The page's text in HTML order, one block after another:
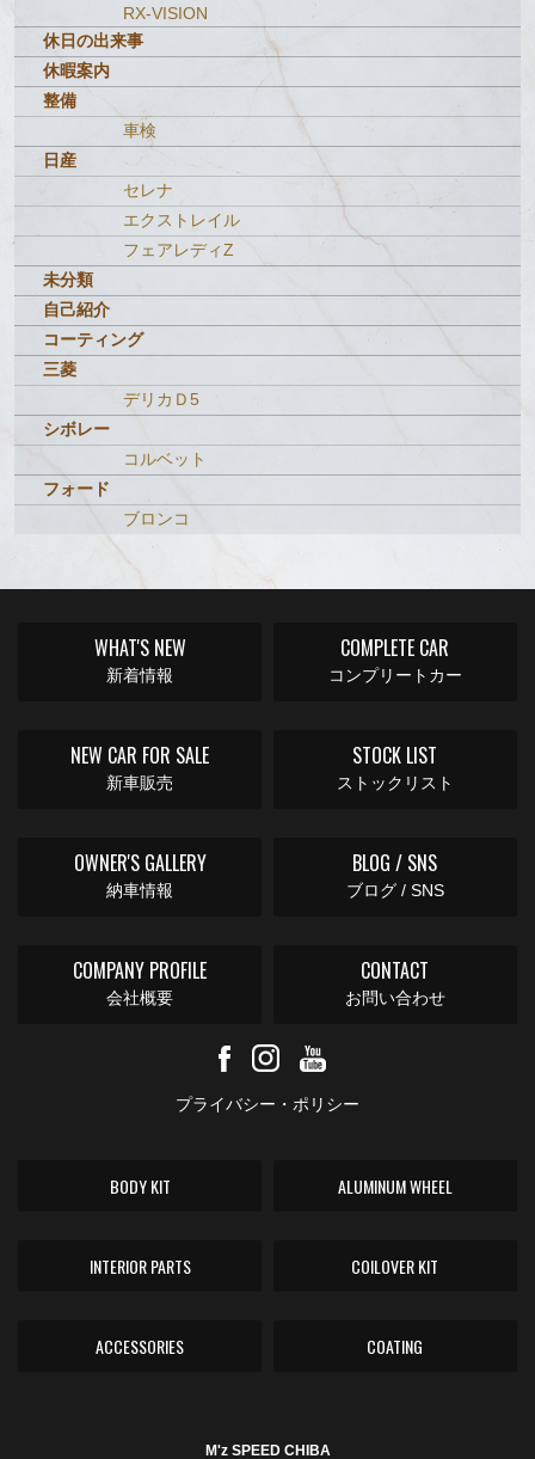
RX-VISION
休日の出来事
休暇案内
整備
車検
日産
セレナ
エクストレイル
フェアレディZ
未分類
自己紹介
コーティング
三菱
デリカＤ5
シボレー
コルベット
フォード
ブロンコ
WHAT'S NEW
新着情報
COMPLETE CAR
コンプリートカー
NEW CAR FOR SALE
新車販売
STOCK LIST
ストックリスト
OWNER'S GALLERY
納車情報
BLOG / SNS
ブログ / SNS
COMPANY PROFILE
会社概要
CONTACT
お問い合わせ
プライバシー・ポリシー
BODY KIT ALUMINUM WHEEL
INTERIOR PARTS COILOVER KIT
ACCESSORIES COATING
M'z SPEED CHIBA